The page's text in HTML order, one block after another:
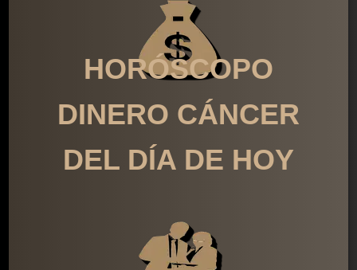
HORÓSCOPO
DINERO CÁNCER
DEL DÍA DE HOY